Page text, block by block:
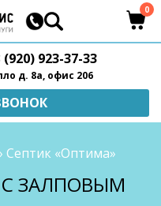
(920) 923-37-33
д. 8а, офис 206
0
Септик «Оптима»
ЗАЛПОВЫМ